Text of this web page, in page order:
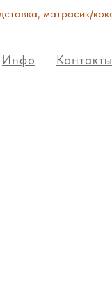
матрасик/кокон
Инфо Контакты